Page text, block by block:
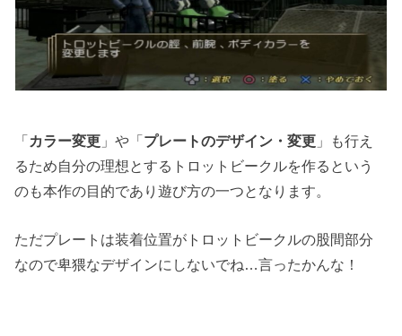
「カラー変更 」や「プレートのデザイン・変更 」も行え
るため自分の理想とするトロットビークルを作るという
のも本作の目的であり遊び方の一つとなります。
ただプレートは装着位置がトロットビークルの股間部分
なので卑猥なデザインにしないでね…言ったかんな！